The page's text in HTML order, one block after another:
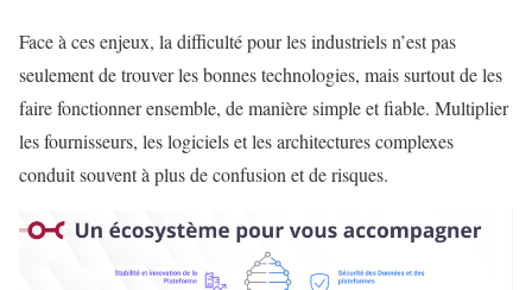
Face à ces enjeux, la difficulté pour les industriels n’est pas
seulement de trouver les bonnes technologies, mais surtout de les
faire fonctionner ensemble, de manière simple et fiable. Multiplier
les fournisseurs, les logiciels et les architectures complexes
conduit souvent à plus de confusion et de risques.